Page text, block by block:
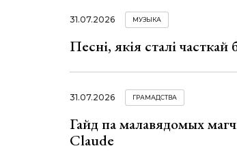
31.07.2026 МУЗЫКА
Песні, якія сталі
31.07.2026 ГРАМАДСТВА
Гайд па малавядомых
Claude